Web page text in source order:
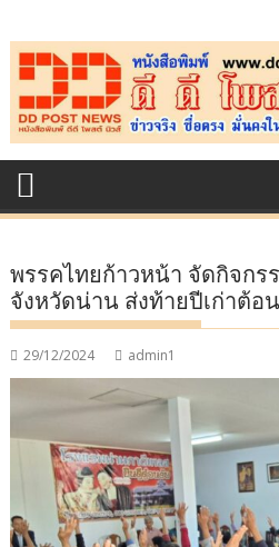
to
content
พรรคไทยก้าวหน้า จัดกิจกร
จังหวัดน่าน ส่งท้ายปีเก่าต้อ
29/12/2024 admin1